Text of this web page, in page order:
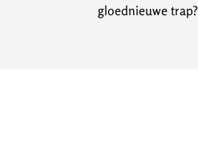
gloednieuwe